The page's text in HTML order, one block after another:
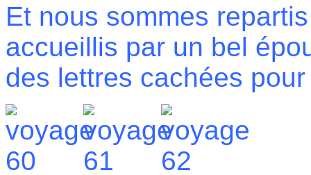
Et nous sommes
accueillis par un bel
des lettres cachées